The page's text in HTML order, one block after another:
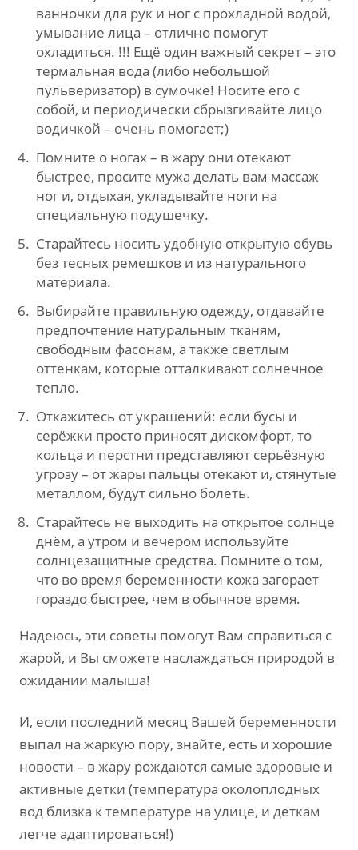
ванночки для рук и ног с прохладной водой,
умывание лица – отлично помогут
охладиться. !!! Ещё один важный секрет – это
термальная вода (либо небольшой
пульверизатор) в сумочке! Носите его с
собой, и периодически сбрызгивайте лицо
водичкой – очень помогает;)
Помните о ногах – в жару они отекают
быстрее, просите мужа делать вам массаж
ног и, отдыхая, укладывайте ноги на
специальную подушечку.
Старайтесь носить удобную открытую обувь
без тесных ремешков и из натурального
материала.
Выбирайте правильную одежду, отдавайте
предпочтение натуральным тканям,
свободным фасонам, а также светлым
оттенкам, которые отталкивают солнечное
тепло.
Откажитесь от украшений: если бусы и
серёжки просто приносят дискомфорт, то
кольца и перстни представляют серьёзную
угрозу – от жары пальцы отекают и, стянутые
металлом, будут сильно болеть.
Старайтесь не выходить на открытое солнце
днём, а утром и вечером используйте
солнцезащитные средства. Помните о том,
что во время беременности кожа загорает
гораздо быстрее, чем в обычное время.
Надеюсь, эти советы помогут Вам справиться с
жарой, и Вы сможете наслаждаться природой в
ожидании малыша!
И, если последний месяц Вашей беременности
выпал на жаркую пору, знайте, есть и хорошие
новости – в жару рождаются самые здоровые и
активные детки (температура околоплодных
вод близка к температуре на улице, и деткам
легче адаптироваться!)